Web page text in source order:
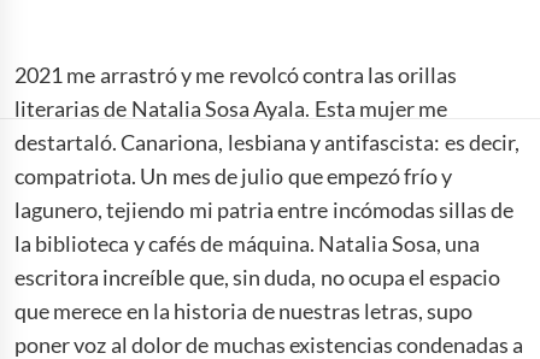
2021 me arrastró y me revolcó contra las orillas
literarias de Natalia Sosa Ayala. Esta mujer me
destartaló. Canariona, lesbiana y antifascista: es decir,
compatriota. Un mes de julio que empezó frío y
lagunero, tejiendo mi patria entre incómodas sillas de
la biblioteca y cafés de máquina. Natalia Sosa, una
escritora increíble que, sin duda, no ocupa el espacio
que merece en la historia de nuestras letras, supo
poner voz al dolor de muchas existencias condenadas a